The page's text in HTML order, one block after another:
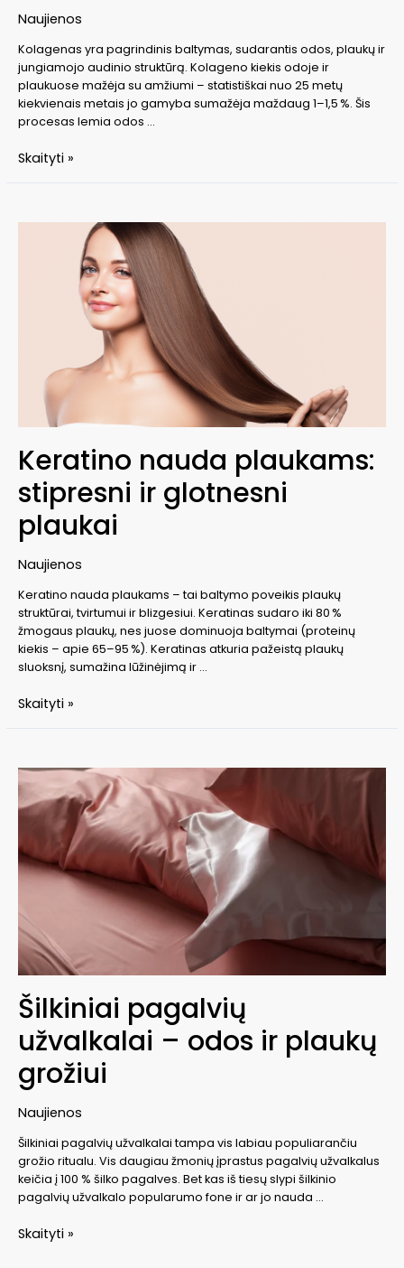
Naujienos
Kolagenas yra pagrindinis baltymas, sudarantis odos, plaukų ir
jungiamojo audinio struktūrą. Kolageno kiekis odoje ir
plaukuose mažėja su amžiumi – statistiškai nuo 25 metų
kiekvienais metais jo gamyba sumažėja maždaug 1–1,5 %. Šis
procesas lemia odos …
Kolageno
Skaityti »
Keratino nauda plaukams:
stipresni ir glotnesni
plaukai
Naujienos
Keratino nauda plaukams – tai baltymo poveikis plaukų
struktūrai, tvirtumui ir blizgesiui. Keratinas sudaro iki 80 %
žmogaus plaukų, nes juose dominuoja baltymai (proteinų
kiekis – apie 65–95 %). Keratinas atkuria pažeistą plaukų
sluoksnį, sumažina lūžinėjimą ir …
Keratino
ir
glotnesni
plaukai
Skaityti »
Šilkiniai pagalvių
užvalkalai – odos ir plaukų
grožiui
Naujienos
Šilkiniai pagalvių užvalkalai tampa vis labiau populiarančiu
grožio ritualu. Vis daugiau žmonių įprastus pagalvių užvalkalus
keičia į 100 % šilko pagalves. Bet kas iš tiesų slypi šilkinio
pagalvių užvalkalo popularumo fone ir ar jo nauda …
Šilkiniai
Skaityti »